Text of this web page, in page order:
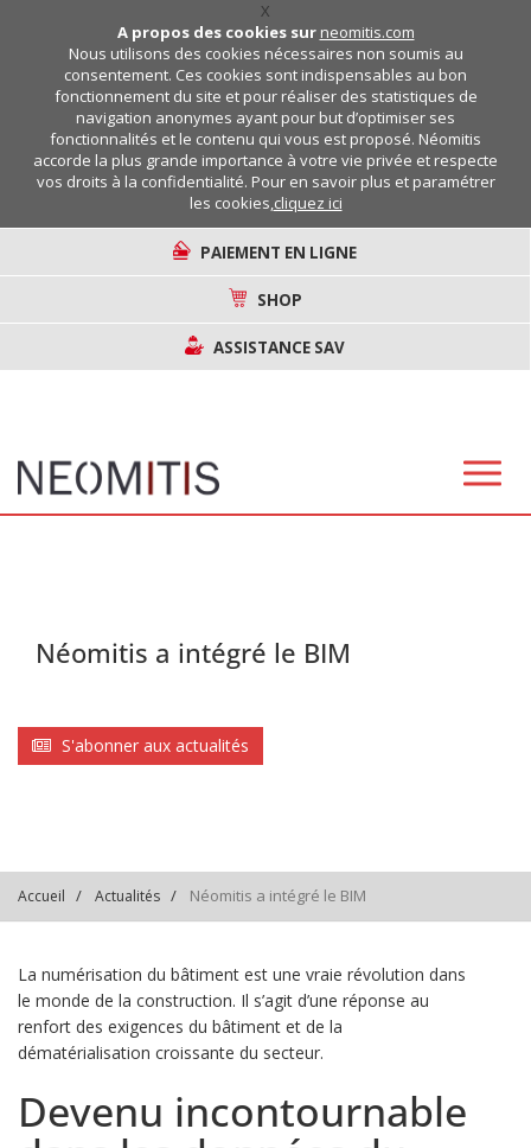
X
A propos des cookies sur neomitis.com
Nous utilisons des cookies nécessaires non soumis au
consentement. Ces cookies sont indispensables au bon
fonctionnement du site et pour réaliser des statistiques de
navigation anonymes ayant pour but d’optimiser ses
fonctionnalités et le contenu qui vous est proposé. Néomitis
accorde la plus grande importance à votre vie privée et respecte
vos droits à la confidentialité. Pour en savoir plus et paramétrer
les cookies,cliquez ici
PAIEMENT EN LIGNE
SHOP
ASSISTANCE SAV
Néomitis a intégré le BIM
S'abonner aux actualités
Accueil Actualités Néomitis a intégré le BIM
La numérisation du bâtiment est une vraie révolution dans
le monde de la construction. Il s’agit d’une réponse au
renfort des exigences du bâtiment et de la
dématérialisation croissante du secteur.
Devenu incontournable